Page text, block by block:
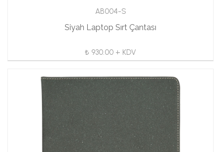
AB004-S
Siyah Laptop Sırt Çantası
₺ 930.00 + KDV